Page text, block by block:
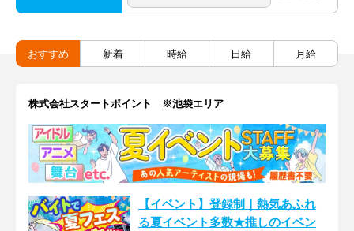
おすすめ 新着 時給 日給 月給
株式会社スタートポイント ※池袋エリア
【イベント】登録制｜熱気あふれ
る夏イベント多数★推しのイベン